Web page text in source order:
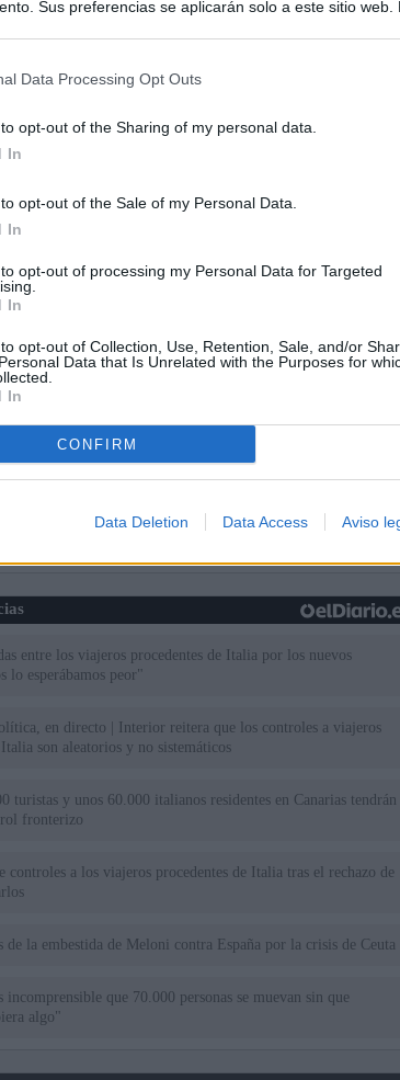
Sus preferencias se aplicarán solo a este sitio web.
Data Processing Opt Outs
opt-out of the Sharing of my personal data.
In
opt-out of the Sale of my Personal Data.
In
opt-out of processing my Personal Data for Targeted
In
opt-out of Collection, Use, Retention, Sale, and/or
Data that Is Unrelated with the Purposes for
In
CONFIRM
Data Deletion Data Access Aviso
entre los viajeros procedentes de Italia por los nuevos
lo esperábamos peor"
en directo | Interior reitera que los controles a viajeros
son aleatorios y no sistemáticos
turistas y unos 60.000 italianos residentes en Canarias tendrán
fronterizo
controles a los viajeros procedentes de Italia tras el rechazo de
de la embestida de Meloni contra España por la crisis de Ceuta
incomprensible que 70.000 personas se muevan sin que
algo"